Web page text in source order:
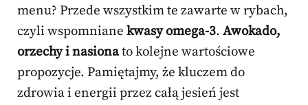
menu? Przede wszystkim te zawarte w rybach,
czyli wspomniane kwasy omega-3. Awokado,
orzechy i nasionato kolejne wartościowe
propozycje. Pamiętajmy, że kluczem do
zdrowia i energii przez całą jesień jest